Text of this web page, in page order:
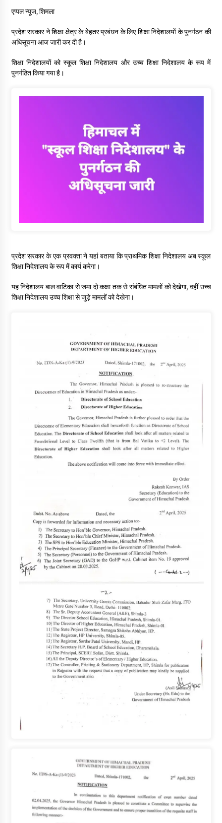
बड़ी ख़बर – अनुबंध कर्मचारियों को बैक डेट से नहीं मिलेगा नियमितीकरण,
शिक्षा निदेशालय ने जारी किया स्पष्टीकरण
05/08/2026
पिंजौर-बद्दी फोरलेन परियोजना को मिली बड़ी गति, 378.48 करोड़ की लागत
से बैलेंस कार्य का अवार्ड जारी : हर्ष महाजन
05/08/2026
एप्पल न्यूज, शिमला
प्रदेश सरकार ने शिक्षा क्षेत्र के बेहतर प्रबंधन के लिए शिक्षा निदेशालयों के पुनर्गठन की
अधिसूचना आज जारी कर दी है।
शिक्षा निदेशालयों को स्कूल शिक्षा निदेशालय और उच्च शिक्षा निदेशालय के रूप में
पुनर्गठित किया गया है।
प्रदेश सरकार के एक प्रवक्ता ने यहां बताया कि प्राथमिक शिक्षा निदेशालय अब स्कूल
शिक्षा निदेशालय के रूप में कार्य करेगा।
यह निदेशालय बाल वाटिका से जमा दो कक्षा तक से संबंधित मामलों को देखेगा, वहीं उच्च
शिक्षा निदेशालय उच्च शिक्षा से जुड़े मामलों को देखेगा।